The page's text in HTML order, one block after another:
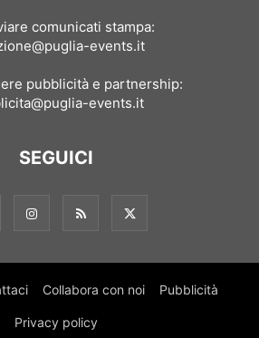
comunicati stampa:
events.it
pubblicità e partnership:
events.it
SEGUICI
Collabora con noi Pubblicità
Privacy policy